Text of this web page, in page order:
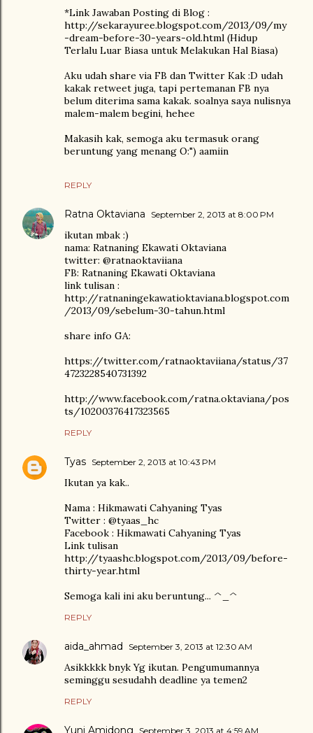
*Link Jawaban Posting di Blog :
http://sekarayuree.blogspot.com/2013/09/my
-dream-before-30-years-old.html (Hidup
Terlalu Luar Biasa untuk Melakukan Hal Biasa)
Aku udah share via FB dan Twitter Kak :D udah
kakak retweet juga, tapi pertemanan FB nya
belum diterima sama kakak. soalnya saya nulisnya
malem-malem begini, hehee
Makasih kak, semoga aku termasuk orang
beruntung yang menang O:") aamiin
REPLY
Ratna Oktaviana September 2, 2013 at 8:00 PM
ikutan mbak :)
nama: Ratnaning Ekawati Oktaviana
twitter: @ratnaoktaviiana
FB: Ratnaning Ekawati Oktaviana
link tulisan :
http://ratnaningekawatioktaviana.blogspot.com
/2013/09/sebelum-30-tahun.html
share info GA:
https://twitter.com/ratnaoktaviiana/status/37
4723228540731392
http://www.facebook.com/ratna.oktaviana/pos
ts/10200376417323565
REPLY
Tyas September 2, 2013 at 10:43 PM
Ikutan ya kak..
Nama : Hikmawati Cahyaning Tyas
Twitter : @tyaas_hc
Facebook : Hikmawati Cahyaning Tyas
Link tulisan
http://tyaashc.blogspot.com/2013/09/before-
thirty-year.html
Semoga kali ini aku beruntung... ^_^
REPLY
aida_ahmad September 3, 2013 at 12:30 AM
Asikkkkk bnyk Yg ikutan. Pengumumannya
seminggu sesudahh deadline ya temen2
REPLY
Yuni Amidong September 3, 2013 at 4:59 AM